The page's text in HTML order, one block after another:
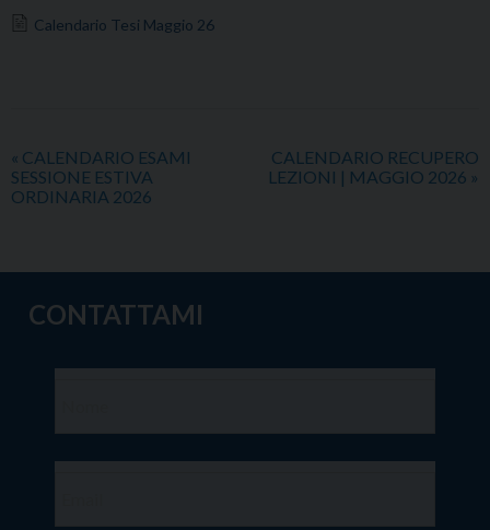
Calendario Tesi Maggio 26
« CALENDARIO ESAMI
SESSIONE ESTIVA
ORDINARIA 2026
CALENDARIO RECUPERO
LEZIONI | MAGGIO 2026 »
CONTATTAMI